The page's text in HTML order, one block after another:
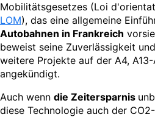
Mobilitätsgesetzes (Loi
LOM), das eine allgemeine
Autobahnen in Frankreich
beweist seine Zuverlässigkeit
weitere Projekte auf der A4, A13-
angekündigt.
Auch wenn die Zeitersparnis
diese Technologie auch der